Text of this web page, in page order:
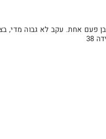
פעם אחת. עקב לא גבוה מדי,
38